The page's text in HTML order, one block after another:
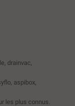
drainvac,
aspibox,
les plus connus.